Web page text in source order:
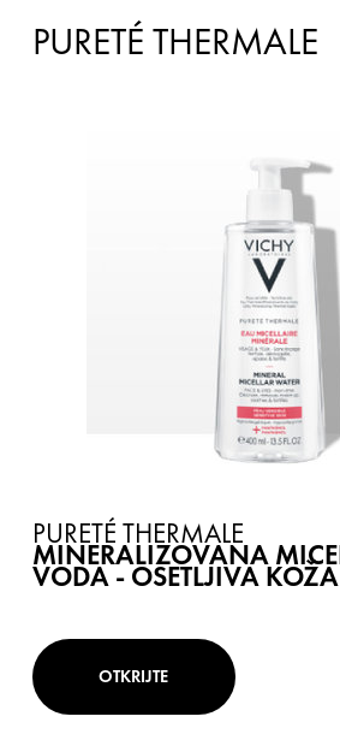
PURETÉ THERMALE
PURETÉ THERMALE
MINERALIZOVANA
VODA - OSETLJIVA KOŽA
OTKRIJTE